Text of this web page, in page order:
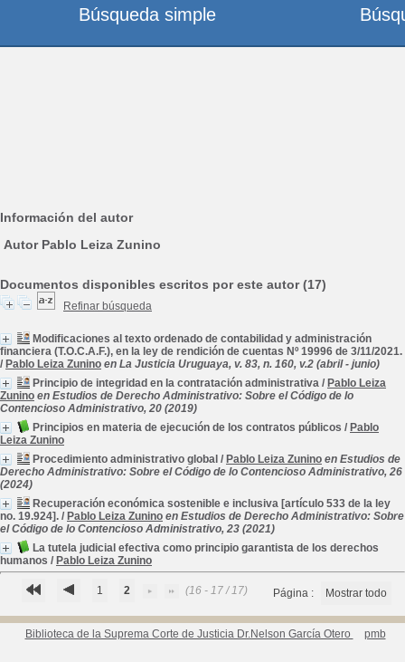
Información del autor
Autor Pablo Leiza Zunino
Documentos disponibles escritos por este autor (17)
Refinar búsqueda
Modificaciones al texto ordenado de contabilidad y administración
financiera (T.O.C.A.F.), en la ley de rendición de cuentas Nº 19996 de 3/11/2021.
/ Pablo Leiza Zunino en La Justicia Uruguaya, v. 83, n. 160, v.2 (abril - junio)
Principio de integridad en la contratación administrativa / Pablo Leiza
Zunino en Estudios de Derecho Administrativo: Sobre el Código de lo
Contencioso Administrativo, 20 (2019)
Principios en materia de ejecución de los contratos públicos / Pablo
Leiza Zunino
Procedimiento administrativo global / Pablo Leiza Zunino en Estudios de
Derecho Administrativo: Sobre el Código de lo Contencioso Administrativo, 26
(2024)
Recuperación económica sostenible e inclusiva [artículo 533 de la ley
no. 19.924]. / Pablo Leiza Zunino en Estudios de Derecho Administrativo: Sobre
el Código de lo Contencioso Administrativo, 23 (2021)
La tutela judicial efectiva como principio garantista de los derechos
humanos / Pablo Leiza Zunino
1 2 (16 - 17 / 17) Página : Mostrar todo
Biblioteca de la Suprema Corte de Justicia Dr.Nelson García Otero pmb
Búsqueda simple